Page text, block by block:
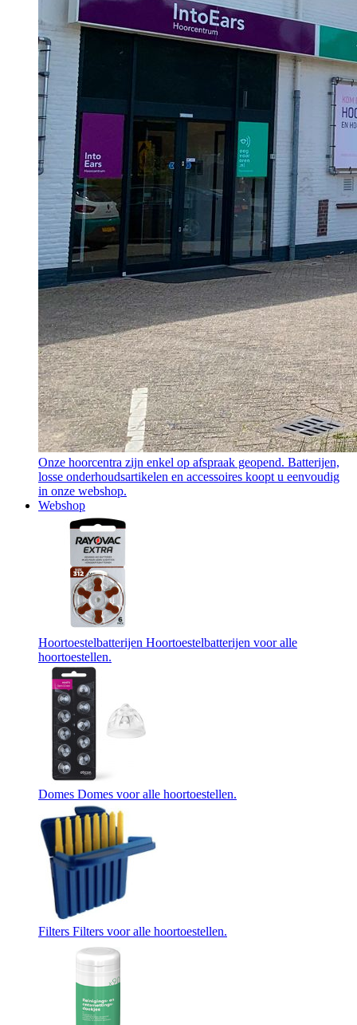
Onze hoorcentra zijn enkel op afspraak geopend. Batterijen,
losse onderhoudsartikelen en accessoires koopt u eenvoudig
in onze webshop.
Webshop
Hoortoestelbatterijen Hoortoestelbatterijen voor alle
hoortoestellen.
Domes Domes voor alle hoortoestellen.
Filters Filters voor alle hoortoestellen.